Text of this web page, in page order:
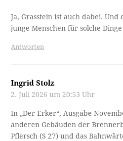
Ja, Grasstein ist auch dabei. Und
junge Menschen für solche
Antworten
Ingrid Stolz
2. Juli 2026 um 20:53 Uhr
In „Der Erker“, Ausgabe
anderen Gebäuden der
Pflersch (S 27) und das